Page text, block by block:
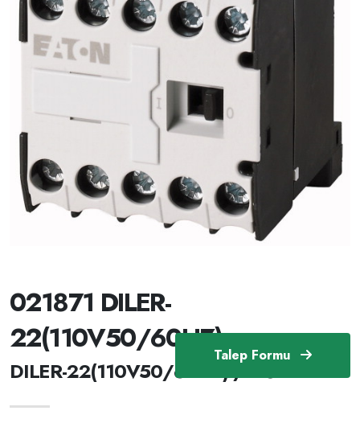
Talep Formu
021871 DILER-
22(110V50/60HZ)
DILER-22(110V50/60HZ) /21871